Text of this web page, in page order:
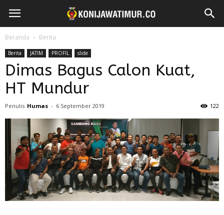
Beranda Berita
Berita JATIM PROFIL slide
Dimas Bagus Calon Kuat,
HT Mundur
Penulis Humas - 6 September 2019 122